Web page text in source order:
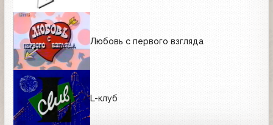
Любовь с первого взгляда
L-клуб